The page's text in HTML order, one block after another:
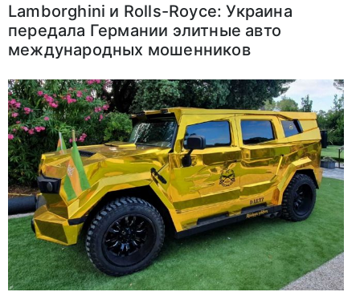
Lamborghini и Rolls-Royce: Украина
передала Германии элитные авто
международных мошенников